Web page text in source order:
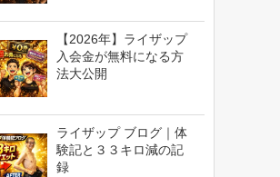
【2026年】ライザップ
入会金が無料になる方
法大公開
ライザップ ブログ｜体
験記と３３キロ減の記
録